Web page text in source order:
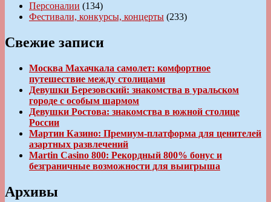
Персоналии (134)
Фестивали, конкурсы, концерты (233)
Свежие записи
Москва Махачкала самолет: комфортное
путешествие между столицами
Девушки Березовский: знакомства в уральском
городе с особым шармом
Девушки Ростова: знакомства в южной столице
России
Мартин Казино: Премиум-платформа для ценителей
азартных развлечений
Martin Casino 800: Рекордный 800% бонус и
безграничные возможности для выигрыша
Архивы